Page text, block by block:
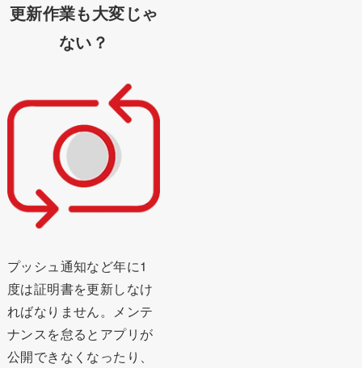
更新作業も大変じゃ
ない？
プッシュ通知など年に1
度は証明書を更新しなけ
ればなりません。メンテ
ナンスを怠るとアプリが
公開できなくなったり、